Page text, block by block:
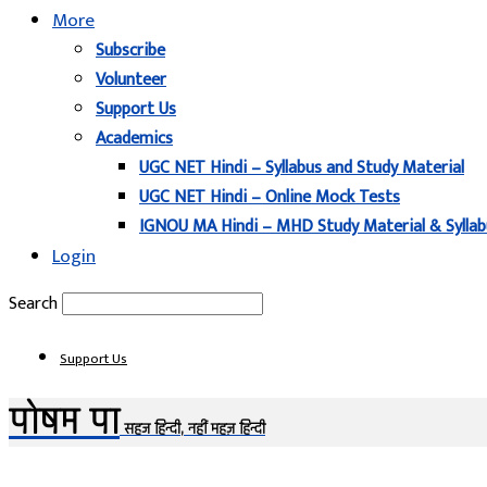
More
Subscribe
Volunteer
Support Us
Academics
UGC NET Hindi – Syllabus and Study Material
UGC NET Hindi – Online Mock Tests
IGNOU MA Hindi – MHD Study Material &
Login
Search
Support Us
पोषम पा सहज हिन्दी, नहीं महज़ हिन्दी